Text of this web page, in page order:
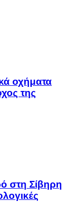
οχήματα
της
στη Σίβηρη